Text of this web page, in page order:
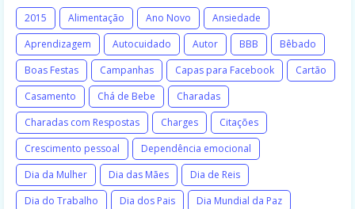
2015 Alimentação Ano Novo
Ansiedade
Aprendizagem
Autocuidado Autor BBB
Bêbado
Boas Festas
Campanhas Capas para Facebook
Cartão
Casamento
Chá de Bebe
Charadas
Charadas com Respostas
Charges
Citações
Crescimento pessoal
Dependência emocional
Dia da Mulher
Dia das Mães
Dia de Reis
Dia do Trabalho
Dia dos Pais
Dia Mundial da Paz